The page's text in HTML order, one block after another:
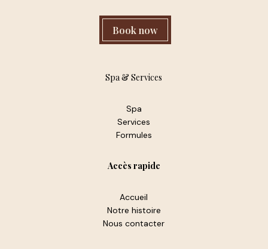
Book now
Spa & Services
Spa
Services
Formules
Accès rapide
Accueil
Notre histoire
Nous contacter